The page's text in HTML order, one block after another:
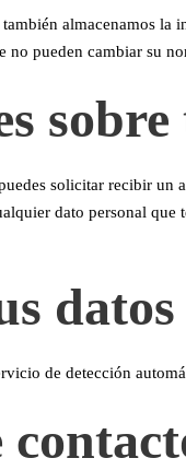
almacenamos
pueden cambiar su
solicitar recibir
dato personal
datos
de detección